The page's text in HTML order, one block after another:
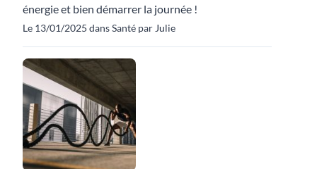
énergie et bien démarrer la journée !
Le 13/01/2025 dans Santé par Julie